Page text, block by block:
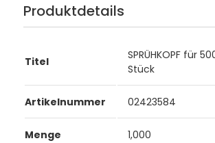
Produktdetails
Titel
SPRÜHKOPF für
Stück
Artikelnummer 02423584
Menge 1,000